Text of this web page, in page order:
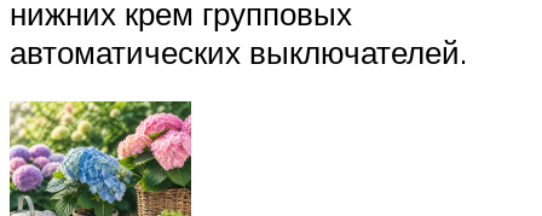
нижних крем групповых
автоматических выключателей.